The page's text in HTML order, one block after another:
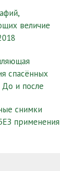
величие
спасённых
и после
снимки
применения